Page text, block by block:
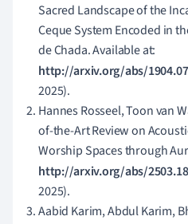
Sacred Landscape of the
Ceque System Encoded in
de Chada. Available at:
http://arxiv.org/abs/
2025).
Hannes Rosseel, Toon van
of-the-Art Review on
Worship Spaces through
http://arxiv.org/abs/
2025).
Aabid Karim, Abdul Karim,